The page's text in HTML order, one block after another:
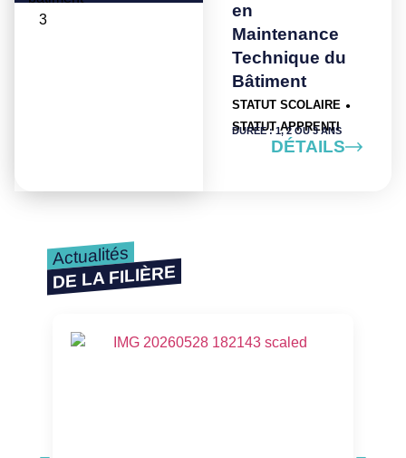
en
Maintenance
Technique du
Bâtiment
STATUT SCOLAIRE ●
STATUT APPRENTI
DURÉE : 1, 2 OU 3 ANS
DÉTAILS
Actualités
DE LA FILIÈRE